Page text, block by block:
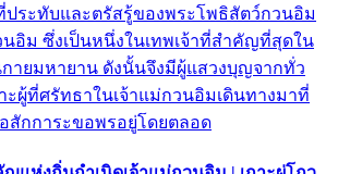
ประทับและตรัสรู้ของพระโพธิสัตว์กวนอิม
นอิม ซึ่งเป็นหนึ่งในเทพเจ้าที่สำคัญที่สุดใน
ายมหายาน ดังนั้นจึงมีผู้แสวงบุญจากทั่ว
ะผู้ที่ศรัทธาในเจ้าแม่กวนอิมเดินทางมาที่
อสักการะขอพรอยู่โดยตลอด